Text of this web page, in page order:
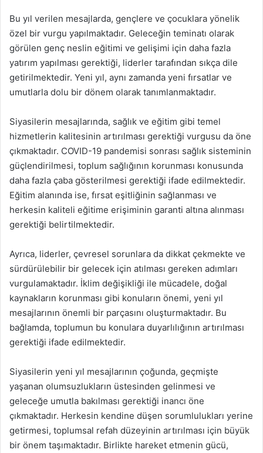
Bu yıl verilen mesajlarda, gençlere ve çocuklara yönelik
özel bir vurgu yapılmaktadır. Geleceğin teminatı olarak
görülen genç neslin eğitimi ve gelişimi için daha fazla
yatırım yapılması gerektiği, liderler tarafından sıkça dile
getirilmektedir. Yeni yıl, aynı zamanda yeni fırsatlar ve
umutlarla dolu bir dönem olarak tanımlanmaktadır.
Siyasilerin mesajlarında, sağlık ve eğitim gibi temel
hizmetlerin kalitesinin artırılması gerektiği vurgusu da öne
çıkmaktadır. COVID-19 pandemisi sonrası sağlık sisteminin
güçlendirilmesi, toplum sağlığının korunması konusunda
daha fazla çaba gösterilmesi gerektiği ifade edilmektedir.
Eğitim alanında ise, fırsat eşitliğinin sağlanması ve
herkesin kaliteli eğitime erişiminin garanti altına alınması
gerektiği belirtilmektedir.
Ayrıca, liderler, çevresel sorunlara da dikkat çekmekte ve
sürdürülebilir bir gelecek için atılması gereken adımları
vurgulamaktadır. İklim değişikliği ile mücadele, doğal
kaynakların korunması gibi konuların önemi, yeni yıl
mesajlarının önemli bir parçasını oluşturmaktadır. Bu
bağlamda, toplumun bu konulara duyarlılığının artırılması
gerektiği ifade edilmektedir.
Siyasilerin yeni yıl mesajlarının çoğunda, geçmişte
yaşanan olumsuzlukların üstesinden gelinmesi ve
geleceğe umutla bakılması gerektiği inancı öne
çıkmaktadır. Herkesin kendine düşen sorumlulukları yerine
getirmesi, toplumsal refah düzeyinin artırılması için büyük
bir önem taşımaktadır. Birlikte hareket etmenin gücü,